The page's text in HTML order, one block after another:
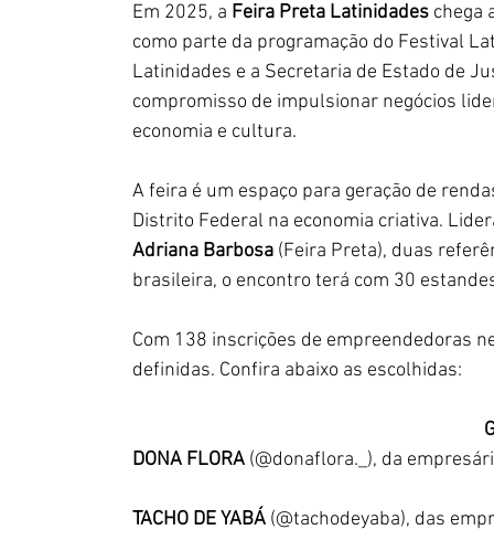
Em 2025, a Feira Preta Latinidades chega
como parte da programação do Festival
Latinidades e a Secretaria de Estado de
compromisso de impulsionar negócios
economia e cultura.
A feira é um espaço para geração de
Distrito Federal na economia criativa.
Adriana Barbosa (Feira Preta), duas
brasileira, o encontro terá com 30
Com 138 inscrições de empreendedoras
definidas. Confira abaixo as escolhidas:
DONA FLORA (@donaflora._), da
TACHO DE YABÁ (@tachodeyaba), das